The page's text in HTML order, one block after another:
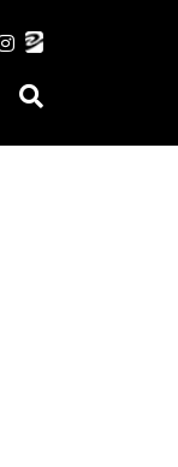
Zur
springen
Zum
springen